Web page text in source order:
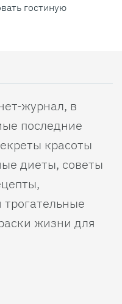
гостиную
журнал, в
последние
красоты
диеты, советы
жизни для